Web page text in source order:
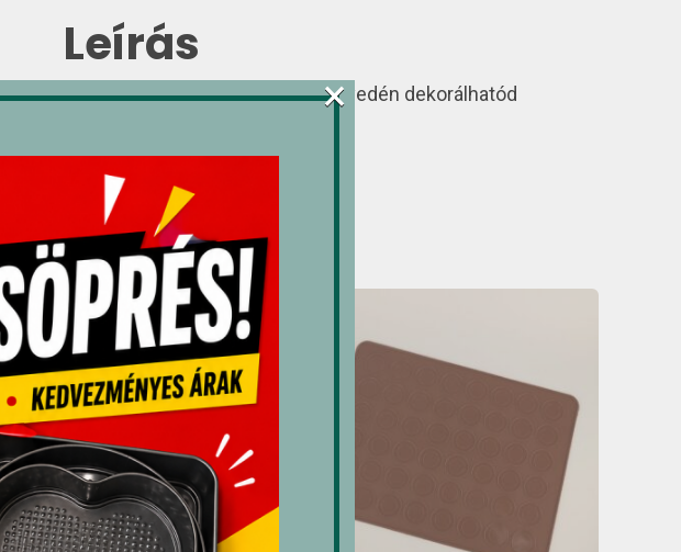
Leírás
Tortasimító – segítségével könnyedén dekorálhatód
Akció!
×